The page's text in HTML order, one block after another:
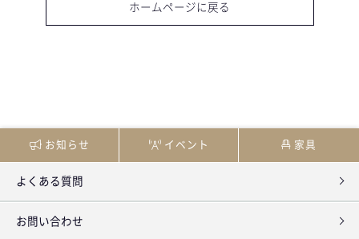
ホームページに戻る
お知らせ イベント 家具
よくある質問
お問い合わせ